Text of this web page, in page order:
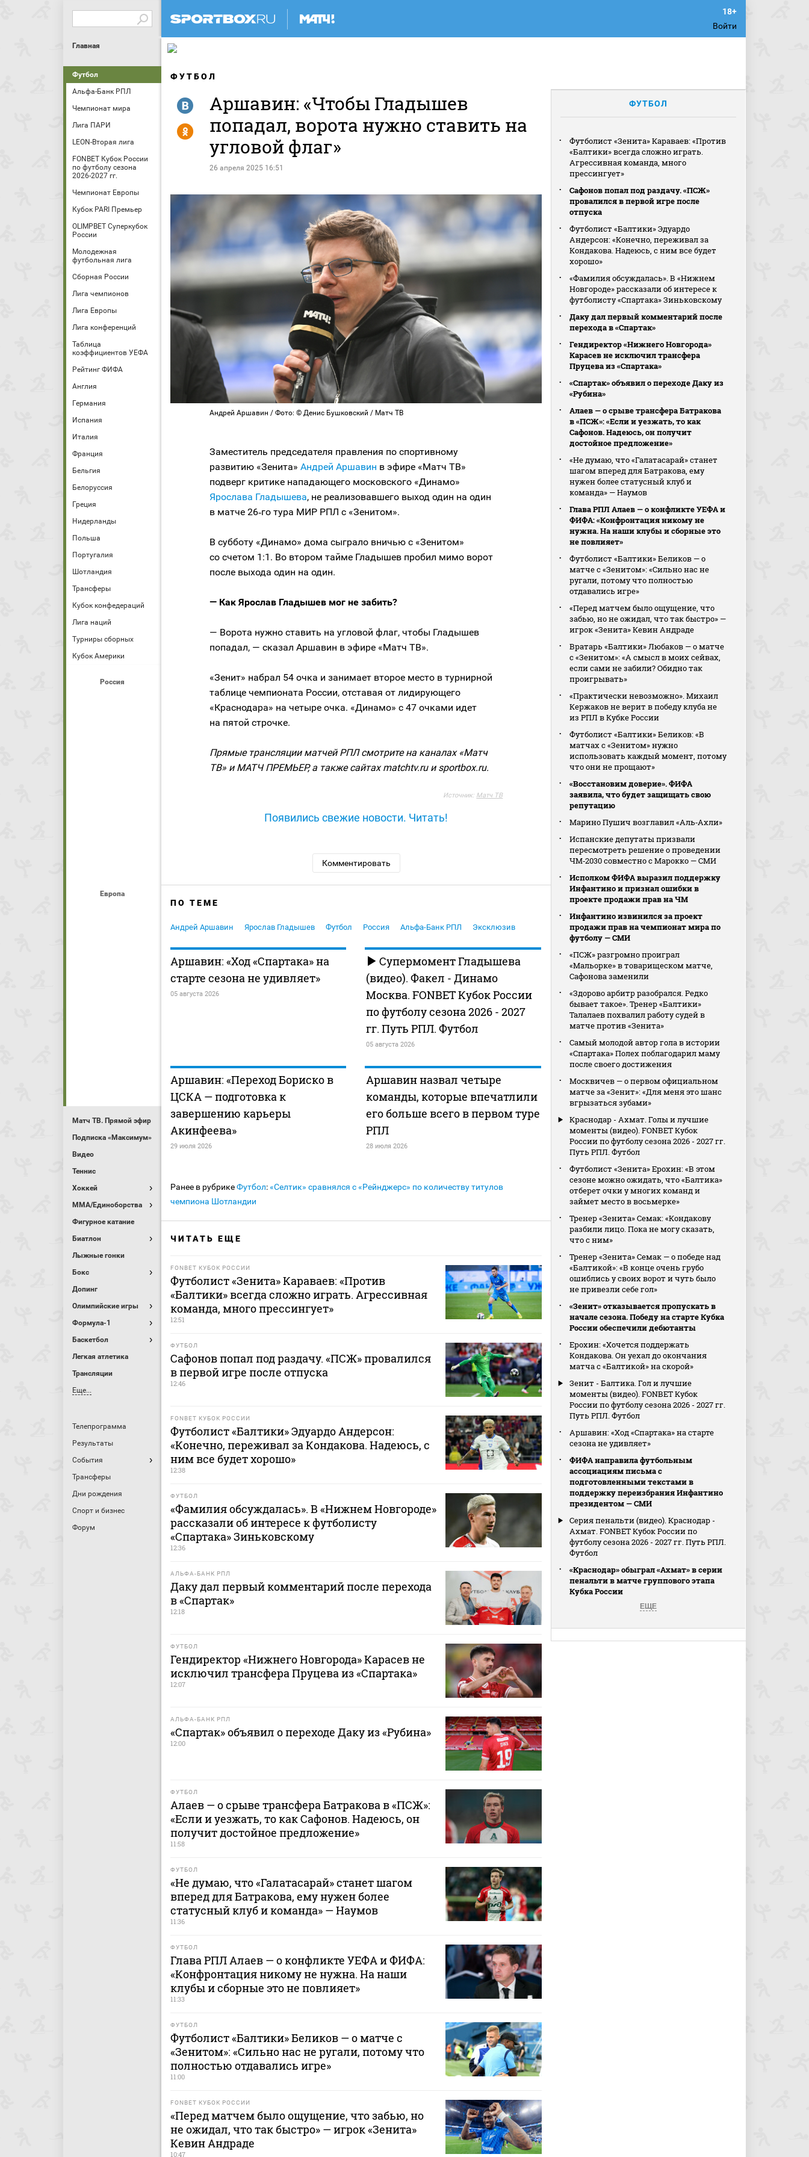
Войти
Главная
Футбол
Альфа-Банк РПЛ
Чемпионат мира
Лига ПАРИ
LEON-Вторая лига
FONBET Кубок России
по футболу сезона
2026-2027 гг.
Чемпионат Европы
Кубок PARI Премьер
OLIMPBET Суперкубок
России
Молодежная
футбольная лига
Сборная России
Лига чемпионов
Лига Европы
Лига конференций
Таблица
коэффициентов УЕФА
Рейтинг ФИФА
Англия
Германия
Испания
Италия
Франция
Бельгия
Белоруссия
Греция
Нидерланды
Польша
Португалия
Шотландия
Трансферы
Кубок конфедераций
Лига наций
Турниры сборных
Кубок Америки
Россия
Европа
Матч ТВ. Прямой эфир
Подписка «Максимум»
Видео
Теннис
Хоккей
MMA/Единоборства
Фигурное катание
Биатлон
Лыжные гонки
Бокс
Допинг
Олимпийские игры
Формула-1
Баскетбол
Легкая атлетика
Трансляции
Еще...
Телепрограмма
Результаты
События
Трансферы
Дни рождения
Спорт и бизнес
Форум
ФУТБОЛ
Аршавин: «Чтобы Гладышев
попадал, ворота нужно ставить на
угловой флаг»
26 апреля 2025 16:51
R
Y
Андрей Аршавин / Фото: © Денис Бушковский / Матч ТВ
Заместитель председателя правления по спортивному
развитию «Зенита» Андрей Аршавин в эфире «Матч ТВ»
подверг критике нападающего московского «Динамо»
Ярослава Гладышева, не реализовавшего выход один на один
в матче 26‑го тура МИР РПЛ с «Зенитом».
В субботу «Динамо» дома сыграло вничью с «Зенитом»
со счетом 1:1. Во втором тайме Гладышев пробил мимо ворот
после выхода один на один.
— Как Ярослав Гладышев мог не забить?
— Ворота нужно ставить на угловой флаг, чтобы Гладышев
попадал, — сказал Аршавин в эфире «Матч ТВ».
«Зенит» набрал 54 очка и занимает второе место в турнирной
таблице чемпионата России, отставая от лидирующего
«Краснодара» на четыре очка. «Динамо» с 47 очками идет
на пятой строчке.
Прямые трансляции матчей РПЛ смотрите на каналах «Матч
ТВ» и МАТЧ ПРЕМЬЕР, а также сайтах matchtv.ru и sportbox.ru.
Источник: Матч ТВ
Появились свежие новости. Читать!
Комментировать
ПО ТЕМЕ
Андрей Аршавин Ярослав Гладышев Футбол Россия Альфа-Банк РПЛ Эксклюзив
Аршавин: «Ход «Спартака» на
старте сезона не удивляет»
05 августа 2026
Супермомент Гладышева
(видео). Факел - Динамо
Москва. FONBET Кубок России
по футболу сезона 2026 - 2027
гг. Путь РПЛ. Футбол
05 августа 2026
Аршавин: «Переход Бориско в
ЦСКА — подготовка к
завершению карьеры
Акинфеева»
29 июля 2026
Аршавин назвал четыре
команды, которые впечатлили
его больше всего в первом туре
РПЛ
28 июля 2026
Ранее в рубрикеФутбол:«Селтик» сравнялся с «Рейнджерс» по количеству титулов
чемпиона Шотландии
ЧИТАТЬ ЕЩЕ
FONBET КУБОК РОССИИ
Футболист «Зенита» Караваев: «Против
«Балтики» всегда сложно играть. Агрессивная
команда, много прессингует»
12:51
ФУТБОЛ
Сафонов попал под раздачу. «ПСЖ» провалился
в первой игре после отпуска
12:46
FONBET КУБОК РОССИИ
Футболист «Балтики» Эдуардо Андерсон:
«Конечно, переживал за Кондакова. Надеюсь, с
ним все будет хорошо»
12:38
ФУТБОЛ
«Фамилия обсуждалась». В «Нижнем Новгороде»
рассказали об интересе к футболисту
«Спартака» Зиньковскому
12:36
АЛЬФА-БАНК РПЛ
Даку дал первый комментарий после перехода
в «Спартак»
12:18
ФУТБОЛ
Гендиректор «Нижнего Новгорода» Карасев не
исключил трансфера Пруцева из «Спартака»
12:07
АЛЬФА-БАНК РПЛ
«Спартак» объявил о переходе Даку из «Рубина»
12:00
ФУТБОЛ
Алаев — о срыве трансфера Батракова в «ПСЖ»:
«Если и уезжать, то как Сафонов. Надеюсь, он
получит достойное предложение»
11:58
ФУТБОЛ
«Не думаю, что «Галатасарай» станет шагом
вперед для Батракова, ему нужен более
статусный клуб и команда» — Наумов
11:36
ФУТБОЛ
Глава РПЛ Алаев — о конфликте УЕФА и ФИФА:
«Конфронтация никому не нужна. На наши
клубы и сборные это не повлияет»
11:33
ФУТБОЛ
Футболист «Балтики» Беликов — о матче с
«Зенитом»: «Сильно нас не ругали, потому что
полностью отдавались игре»
11:00
FONBET КУБОК РОССИИ
«Перед матчем было ощущение, что забью, но
не ожидал, что так быстро» — игрок «Зенита»
Кевин Андраде
10:47
ФУТБОЛ
Футболист «Зенита» Караваев: «Против
«Балтики» всегда сложно играть.
Агрессивная команда, много
прессингует»
Сафонов попал под раздачу. «ПСЖ»
провалился в первой игре после
отпуска
Футболист «Балтики» Эдуардо
Андерсон: «Конечно, переживал за
Кондакова. Надеюсь, с ним все будет
хорошо»
«Фамилия обсуждалась». В «Нижнем
Новгороде» рассказали об интересе к
футболисту «Спартака» Зиньковскому
Даку дал первый комментарий после
перехода в «Спартак»
Гендиректор «Нижнего Новгорода»
Карасев не исключил трансфера
Пруцева из «Спартака»
«Спартак» объявил о переходе Даку из
«Рубина»
Алаев — о срыве трансфера Батракова
в «ПСЖ»: «Если и уезжать, то как
Сафонов. Надеюсь, он получит
достойное предложение»
«Не думаю, что «Галатасарай» станет
шагом вперед для Батракова, ему
нужен более статусный клуб и
команда» — Наумов
Глава РПЛ Алаев — о конфликте УЕФА и
ФИФА: «Конфронтация никому не
нужна. На наши клубы и сборные это
не повлияет»
Футболист «Балтики» Беликов — о
матче с «Зенитом»: «Сильно нас не
ругали, потому что полностью
отдавались игре»
«Перед матчем было ощущение, что
забью, но не ожидал, что так быстро» —
игрок «Зенита» Кевин Андраде
Вратарь «Балтики» Любаков — о матче
с «Зенитом»: «А смысл в моих сейвах,
если сами не забили? Обидно так
проигрывать»
«Практически невозможно». Михаил
Кержаков не верит в победу клуба не
из РПЛ в Кубке России
Футболист «Балтики» Беликов: «В
матчах с «Зенитом» нужно
использовать каждый момент, потому
что они не прощают»
«Восстановим доверие». ФИФА
заявила, что будет защищать свою
репутацию
Марино Пушич возглавил «Аль‑Ахли»
Испанские депутаты призвали
пересмотреть решение о проведении
ЧМ‑2030 совместно с Марокко — СМИ
Исполком ФИФА выразил поддержку
Инфантино и признал ошибки в
проекте продажи прав на ЧМ
Инфантино извинился за проект
продажи прав на чемпионат мира по
футболу — СМИ
«ПСЖ» разгромно проиграл
«Мальорке» в товарищеском матче,
Сафонова заменили
«Здорово арбитр разобрался. Редко
бывает такое». Тренер «Балтики»
Талалаев похвалил работу судей в
матче против «Зенита»
Самый молодой автор гола в истории
«Спартака» Полех поблагодарил маму
после своего достижения
Москвичев — о первом официальном
матче за «Зенит»: «Для меня это шанс
вгрызаться зубами»
Краснодар - Ахмат. Голы и лучшие
моменты (видео). FONBET Кубок
России по футболу сезона 2026 - 2027 гг.
Путь РПЛ. Футбол
Футболист «Зенита» Ерохин: «В этом
сезоне можно ожидать, что «Балтика»
отберет очки у многих команд и
займет место в восьмерке»
Тренер «Зенита» Семак: «Кондакову
разбили лицо. Пока не могу сказать,
что с ним»
Тренер «Зенита» Семак — о победе над
«Балтикой»: «В конце очень грубо
ошиблись у своих ворот и чуть было
не привезли себе гол»
«Зенит» отказывается пропускать в
начале сезона. Победу на старте Кубка
России обеспечили дебютанты
Ерохин: «Хочется поддержать
Кондакова. Он уехал до окончания
матча с «Балтикой» на скорой»
Зенит - Балтика. Гол и лучшие
моменты (видео). FONBET Кубок
России по футболу сезона 2026 - 2027 гг.
Путь РПЛ. Футбол
Аршавин: «Ход «Спартака» на старте
сезона не удивляет»
ФИФА направила футбольным
ассоциациям письма с
подготовленными текстами в
поддержку переизбрания Инфантино
президентом — СМИ
Серия пенальти (видео). Краснодар -
Ахмат. FONBET Кубок России по
футболу сезона 2026 - 2027 гг. Путь РПЛ.
Футбол
«Краснодар» обыграл «Ахмат» в серии
пенальти в матче группового этапа
Кубка России
ЕЩЕ